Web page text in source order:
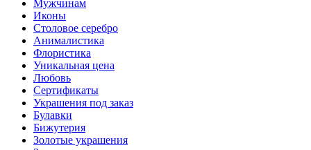
Мужчинам
Иконы
Столовое серебро
Анималистика
Флористика
Уникальная цена
Любовь
Сертификаты
Украшения под заказ
Булавки
Бижутерия
Золотые украшения